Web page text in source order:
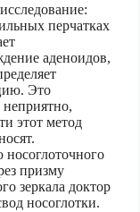
перчатках
аденоидов,
Это
неприятно,
этот метод
призму
зеркала доктор
носоглотки.